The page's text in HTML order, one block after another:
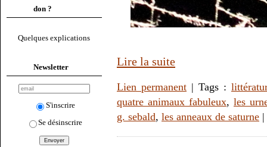
don ?
Quelques explications
Newsletter
S'inscrire
Se désinscrire
Lire la suite
Lien permanent | Tags :
quatre animaux fabuleux, les
g. sebald, les anneaux de saturne |